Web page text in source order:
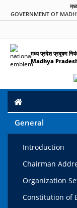
GOVERNMENT OF
मध्य प्रदेश प्रदूषण
Madhya
General
Introduction
Chairman
Organization
Constitution of